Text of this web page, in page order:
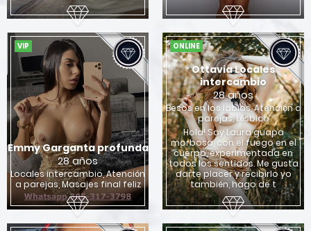
VIP
Emmy Garganta profunda
28 años
Locales intercambio, Atención
a parejas, Masajes final feliz
ONLINE
Ottavia Locales
intercambio
28 años
Besos en los labios, Atención a
parejas, Lésbico
Hola! Soy Laura guapa
morbosa, con el fuego en el
cuerpo, experimentada en
todos los sentidos. Me gusta
darte placer y recibirlo yo
también, hago de t